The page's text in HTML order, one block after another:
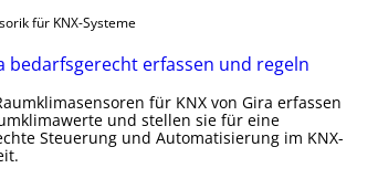
für KNX-Systeme
bedarfsgerecht erfassen und regeln
für KNX von Gira erfassen
und stellen sie für eine
Steuerung und Automatisierung im KNX-